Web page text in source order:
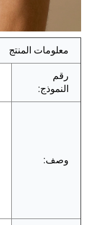
معلومات المنتج
رقم
النموذج:
وصف: